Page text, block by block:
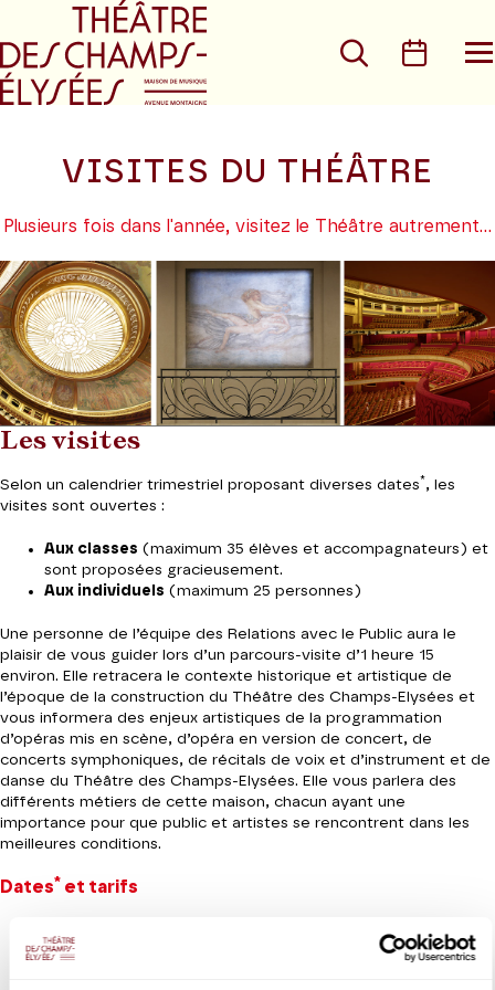
Aller au menu principal
Rechercher
VISITES DU THÉÂTRE
Plusieurs fois dans l'année, visitez le Théâtre autrement...
Les visites
Selon un calendrier trimestriel proposant diverses dates*, les
visites sont ouvertes :
Aux classes (maximum 35 élèves et accompagnateurs) et
sont proposées gracieusement.
Aux individuels (maximum 25 personnes)
Une personne de l’équipe des Relations avec le Public aura le
plaisir de vous guider lors d’un parcours-visite d’1 heure 15
environ. Elle retracera le contexte historique et artistique de
l’époque de la construction du Théâtre des Champs-Elysées et
vous informera des enjeux artistiques de la programmation
d’opéras mis en scène, d’opéra en version de concert, de
concerts symphoniques, de récitals de voix et d’instrument et de
danse du Théâtre des Champs-Elysées. Elle vous parlera des
différents métiers de cette maison, chacun ayant une
importance pour que public et artistes se rencontrent dans les
meilleures conditions.
Dates* et tarifs
Retrouvez toutes les dates disponibles en cliquant sur le
bouton de réservation.